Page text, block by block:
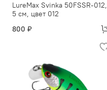
LureMax Svinka 50FSSR-012,
5 см, цвет 012
800 ₽